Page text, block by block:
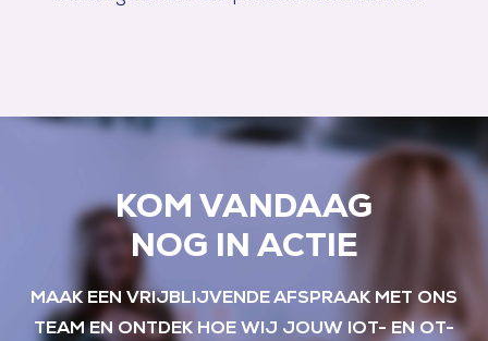
KOM VANDAAG
NOG IN ACTIE
MAAK EEN VRIJBLIJVENDE AFSPRAAK MET ONS
TEAM EN ONTDEK HOE WIJ JOUW IOT- EN OT-